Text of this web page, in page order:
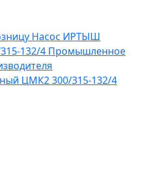
ЦМК2 300/315-132/4